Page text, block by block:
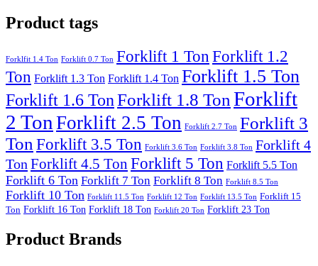
Product tags
Forklfit 1.4 Ton Forklift 0.7 Ton Forklift 1 Ton Forklift 1.2
Ton Forklift 1.3 Ton Forklift 1.4 Ton Forklift 1.5 Ton
Forklift 1.6 TonForklift 1.8 Ton Forklift
2 Ton Forklift 2.5 Ton Forklift 2.7 Ton Forklift 3
Ton Forklift 3.5 Ton Forklift 3.6 Ton Forklift 3.8 Ton Forklift 4
Ton Forklift 4.5 Ton Forklift 5 Ton Forklift 5.5 Ton
Forklift 6 Ton Forklift 7 Ton Forklift 8 Ton Forklift 8.5 Ton
Forklift 10 Ton Forklift 11.5 Ton Forklift 12 Ton Forklift 13.5 Ton Forklift 15
Ton Forklift 16 Ton Forklift 18 Ton Forklift 20 Ton Forklift 23 Ton
Product Brands